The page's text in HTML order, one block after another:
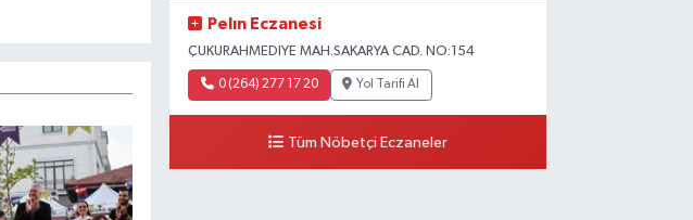
Pelın Eczanesi
ÇUKURAHMEDIYE MAH.SAKARYA CAD. NO:154
0 (264) 277 17 20 Yol Tarifi Al
Tüm Nöbetçi Eczaneler